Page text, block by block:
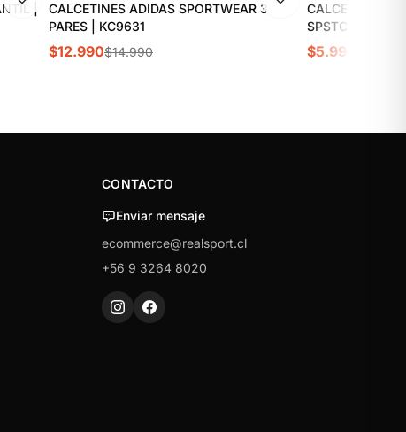
|
CALCETINES ADIDAS SPORTWEAR 3
PARES | KC9631
$12.990$14.990
CALCETINES
SPSTCON003
$5.990
CONTACTO
Enviar mensaje
ecommerce@realsport.cl
+56 9 3264 8020